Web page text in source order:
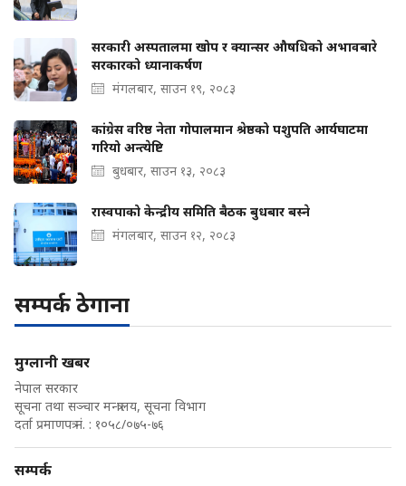
सरकारी अस्पतालमा खोप र क्यान्सर औषधिको अभावबारे
सरकारको ध्यानाकर्षण
मंगलबार, साउन १९, २०८३
कांग्रेस वरिष्ठ नेता गोपालमान श्रेष्ठको पशुपति आर्यघाटमा
गरियो अन्त्येष्टि
बुधबार, साउन १३, २०८३
रास्वपाको केन्द्रीय समिति बैठक बुधबार बस्ने
मंगलबार, साउन १२, २०८३
सम्पर्क ठेगाना
मुग्लानी खबर
नेपाल सरकार
सूचना तथा सञ्चार मन्त्रालय, सूचना विभाग
दर्ता प्रमाणपत्र नं. : १०५८/०७५-७६
सम्पर्क